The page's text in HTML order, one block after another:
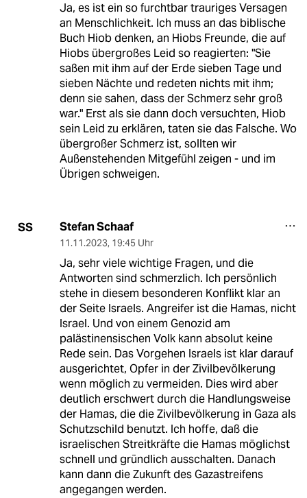
Ja, es ist ein so furchtbar trauriges Versagen
an Menschlichkeit. Ich muss an das biblische
Buch Hiob denken, an Hiobs Freunde, die auf
Hiobs übergroßes Leid so reagierten: "Sie
saßen mit ihm auf der Erde sieben Tage und
sieben Nächte und redeten nichts mit ihm;
denn sie sahen, dass der Schmerz sehr groß
war." Erst als sie dann doch versuchten, Hiob
sein Leid zu erklären, taten sie das Falsche. Wo
übergroßer Schmerz ist, sollten wir
Außenstehenden Mitgefühl zeigen - und im
Übrigen schweigen.
SS Stefan Schaaf
11.11.2023, 19:45 Uhr
Ja, sehr viele wichtige Fragen, und die
Antworten sind schmerzlich. Ich persönlich
stehe in diesem besonderen Konflikt klar an
der Seite Israels. Angreifer ist die Hamas, nicht
Israel. Und von einem Genozid am
palästinensischen Volk kann absolut keine
Rede sein. Das Vorgehen Israels ist klar darauf
ausgerichtet, Opfer in der Zivilbevölkerung
wenn möglich zu vermeiden. Dies wird aber
deutlich erschwert durch die Handlungsweise
der Hamas, die die Zivilbevölkerung in Gaza als
Schutzschild benutzt. Ich hoffe, daß die
israelischen Streitkräfte die Hamas möglichst
schnell und gründlich ausschalten. Danach
kann dann die Zukunft des Gazastreifens
angegangen werden.